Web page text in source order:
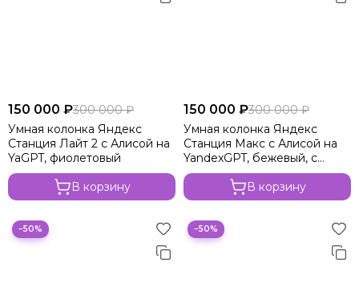
150 000 ₽300 000 ₽
Умная колонка Яндекс
Станция Лайт 2 с Алисой на
YaGPT, фиолетовый
В корзину
150 000 ₽300 000 ₽
Умная колонка Яндекс
Станция Макс с Алисой на
YandexGPT, бежевый, с
Zigbee
В корзину
−50% −50%